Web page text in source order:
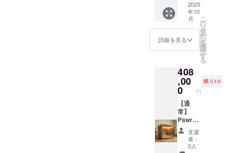
絡）。
保証期
間：購
入日か
ら6ヶ月
間。 ※
不適切
（雨ざ
らし設
置・分
解改造
など）
は保証
対象
外。
有無・
対応言
語：あ
り / 日本
語 ・保
証の有
無、保
用条
件、保
証期間
あり。
通常使
用によ
る初期
不良は
無償交
換（商
ステン
レス
（金具
部品）
・使用
方法：
防音・
間を提
供する
犬小屋
です。
室内設
置推
奨。換
気扇・
窓付き
で通気
いて ・
商品サ
イズ/重
量：横
96.5cm
×縦
65cm×
76cm
60kg ・
素材：
木材
（構造
部
分）、
防音吸
音材、
ポリエ
品の
メー
カー情
報 ・
メー
カー所
在地
： 日本
・製造
国： 日
本 ・法
人名：
株式会
社
SALVAT
ORE 2.
商品概
iseプレ
ミアム
サイズ
とス
テッ
カーを
ご提供
す。 ・
カラー
展開：
白, 黒，
グレー
・商品
ステッ
カーサ
イズ：
7.5cm×
2025
年10
月
詳細を見る
こ
の
リ
タ
ー
ン
を
選
択
す
る
408
,00
0 円
残り10
【通
常】
Pawrad
iseプレ
ミアム
サイズ×
支援
者：
0人